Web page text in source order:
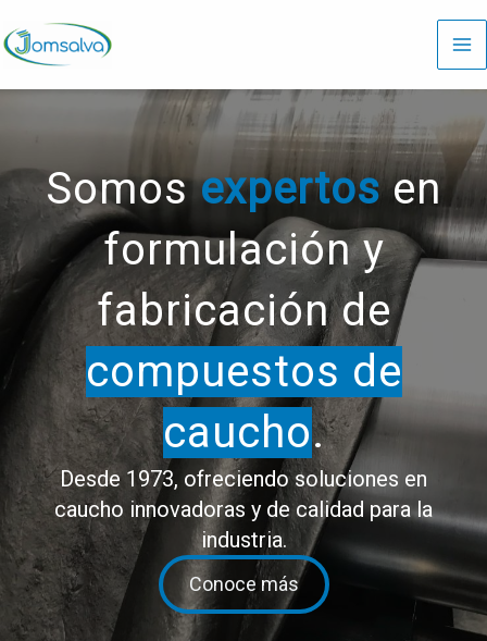
al
Somosexpertosen
formulación y
fabricación de
compuestos de
caucho.
Desde 1973, ofreciendo soluciones en
caucho innovadoras y de calidad para la
industria.
Conoce más